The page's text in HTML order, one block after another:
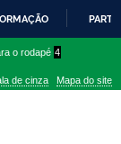
o rodapé 4
de cinza Mapa do site